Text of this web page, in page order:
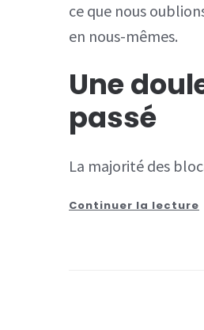
ce que nous
en nous-mêmes.
Une
passé
La majorité des
Continuer la lecture